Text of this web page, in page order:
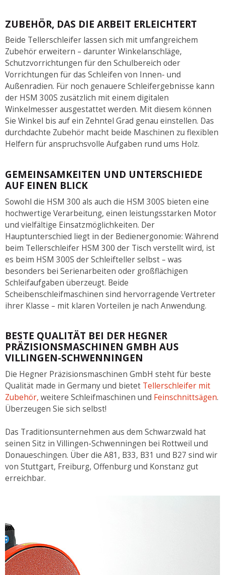
ZUBEHÖR, DAS DIE ARBEIT ERLEICHTERT
Beide Tellerschleifer lassen sich mit umfangreichem
Zubehör erweitern – darunter Winkelanschläge,
Schutzvorrichtungen für den Schulbereich oder
Vorrichtungen für das Schleifen von Innen- und
Außenradien. Für noch genauere Schleifergebnisse kann
der HSM 300S zusätzlich mit einem digitalen
Winkelmesser ausgestattet werden. Mit diesem können
Sie Winkel bis auf ein Zehntel Grad genau einstellen. Das
durchdachte Zubehör macht beide Maschinen zu flexiblen
Helfern für anspruchsvolle Aufgaben rund ums Holz.
GEMEINSAMKEITEN UND UNTERSCHIEDE
AUF EINEN BLICK
Sowohl die HSM 300 als auch die HSM 300S bieten eine
hochwertige Verarbeitung, einen leistungsstarken Motor
und vielfältige Einsatzmöglichkeiten. Der
Hauptunterschied liegt in der Bedienergonomie: Während
beim Tellerschleifer HSM 300 der Tisch verstellt wird, ist
es beim HSM 300S der Schleifteller selbst – was
besonders bei Serienarbeiten oder großflächigen
Schleifaufgaben überzeugt. Beide
Scheibenschleifmaschinen sind hervorragende Vertreter
ihrer Klasse – mit klaren Vorteilen je nach Anwendung.
BESTE QUALITÄT BEI DER HEGNER
PRÄZISIONSMASCHINEN GMBH AUS
VILLINGEN-SCHWENNINGEN
Die Hegner Präzisionsmaschinen GmbH steht für beste
Qualität made in Germany und bietet Tellerschleifer mit
Zubehör, weitere Schleifmaschinen und Feinschnittsägen.
Überzeugen Sie sich selbst!
Das Traditionsunternehmen aus dem Schwarzwald hat
seinen Sitz in Villingen-Schwenningen bei Rottweil und
Donaueschingen. Über die A81, B33, B31 und B27 sind wir
von Stuttgart, Freiburg, Offenburg und Konstanz gut
erreichbar.